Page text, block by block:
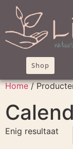
Shop
Home/
Enig resultaat